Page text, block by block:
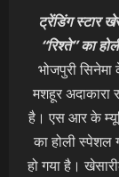
ट्रेंडिंग स्टार
“रिश्ते” का
भोजपुरी
मशहूर अदाकारा
है। एस आर के
का होली स्पेशल
हो गया है।